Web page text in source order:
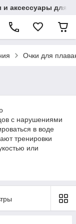
аксессуары для
Очки для
с нарушениями
в воде
тренировки
или
самый
выпускает
—
цена,